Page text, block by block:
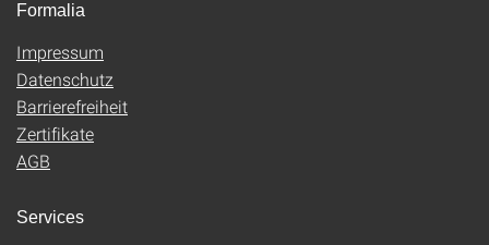
Formalia
Impressum
Datenschutz
Barrierefreiheit
Zertifikate
AGB
Services